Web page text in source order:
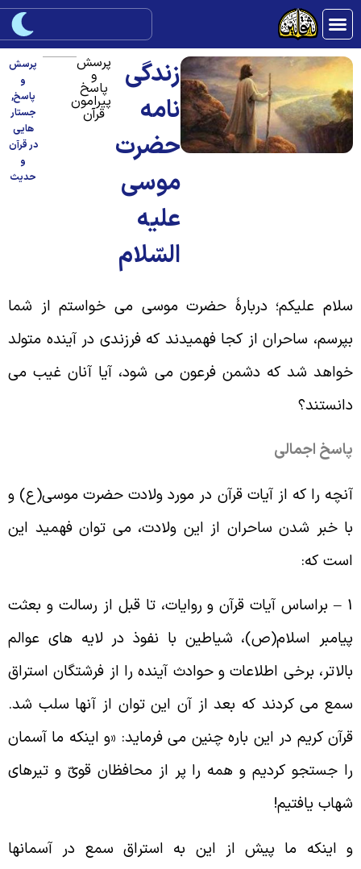
زندگی
نامه
حضرت
موسی
علیه
السّلام
پرسش
و
پاسخ
پیرامون
قرآن
پرسش
پاسخ,
جستار
هایی
در قرآن
حدیث
علیکم؛ دربارۀ حضرت موسی می خواستم از شما
ساحران از کجا فهمیدند که فرزندی در آینده متولد
شد که دشمن فرعون می شود، آیا آنان غیب می
اجمالی
را که از آیات قرآن در مورد ولادت حضرت موسی(ع) و
خبر شدن ساحران از این ولادت، می توان فهمید این
که:
1 – براساس آیات قرآن و روایات، تا قبل از رسالت و بعثت
اسلام(ص)، شیاطین با نفوذ در لایه های عوالم
برخی اطلاعات و حوادث آینده را از فرشتگان استراق
می کردند که بعد از آن این توان از آنها سلب شد.
کریم در این باره چنین می فرماید: «و اینکه ما آسمان
جستجو کردیم و همه را پر از محافظان قوىّ و تیرهاى
یافتیم!
اینکه ما پیش از این به استراق سمع در آسمانها